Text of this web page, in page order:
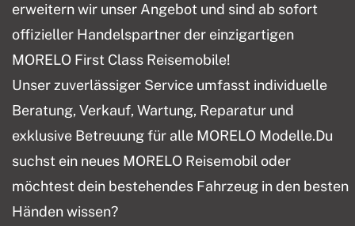
erweitern wir unser Angebot und sind ab sofort
offizieller Handelspartner der einzigartigen
MORELO First Class Reisemobile!
Unser zuverlässiger Service umfasst individuelle
Beratung, Verkauf, Wartung, Reparatur und
exklusive Betreuung für alle MORELO Modelle.Du
suchst ein neues MORELO Reisemobil oder
möchtest dein bestehendes Fahrzeug in den besten
Händen wissen?